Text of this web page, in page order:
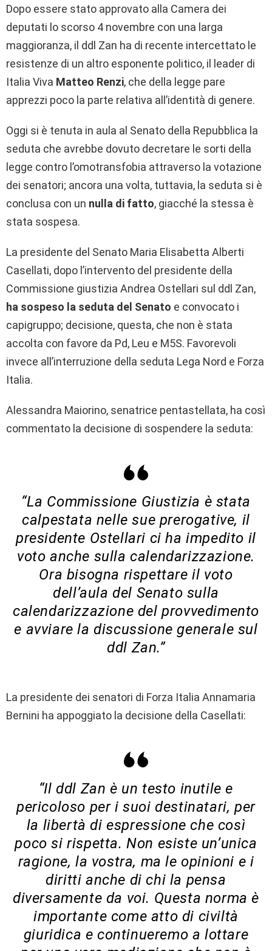
Dopo essere stato approvato alla Camera dei
deputati lo scorso 4 novembre con una larga
maggioranza, il ddl Zan ha di recente intercettato le
resistenze di un altro esponente politico, il leader di
Italia Viva Matteo Renzi, che della legge pare
apprezzi poco la parte relativa all’identità di genere.
Oggi si è tenuta in aula al Senato della Repubblica la
seduta che avrebbe dovuto decretare le sorti della
legge contro l’omotransfobia attraverso la votazione
dei senatori; ancora una volta, tuttavia, la seduta si è
conclusa con un nulla di fatto, giacché la stessa è
stata sospesa.
La presidente del Senato Maria Elisabetta Alberti
Casellati, dopo l’intervento del presidente della
Commissione giustizia Andrea Ostellari sul ddl Zan,
ha sospeso la seduta del Senato e convocato i
capigruppo; decisione, questa, che non è stata
accolta con favore da Pd, Leu e M5S. Favorevoli
invece all’interruzione della seduta Lega Nord e Forza
Italia.
Alessandra Maiorino, senatrice pentastellata, ha così
commentato la decisione di sospendere la seduta:
“La Commissione Giustizia è stata
calpestata nelle sue prerogative, il
presidente Ostellari ci ha impedito il
voto anche sulla calendarizzazione.
Ora bisogna rispettare il voto
dell’aula del Senato sulla
calendarizzazione del provvedimento
e avviare la discussione generale sul
ddl Zan.”
La presidente dei senatori di Forza Italia Annamaria
Bernini ha appoggiato la decisione della Casellati:
“Il ddl Zan è un testo inutile e
pericoloso per i suoi destinatari, per
la libertà di espressione che così
poco si rispetta. Non esiste un’unica
ragione, la vostra, ma le opinioni e i
diritti anche di chi la pensa
diversamente da voi. Questa norma è
importante come atto di civiltà
giuridica e continueremo a lottare